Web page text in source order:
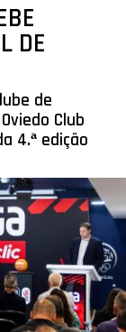
DE
de
Club
4.ª edição